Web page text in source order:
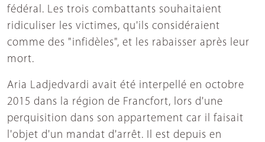
fédéral. Les trois combattants souhaitaient
ridiculiser les victimes, qu'ils considéraient
comme des "infidèles", et les rabaisser après leur
mort.
Aria Ladjedvardi avait été interpellé en octobre
2015 dans la région de Francfort, lors d'une
perquisition dans son appartement car il faisait
l'objet d'un mandat d'arrêt. Il est depuis en